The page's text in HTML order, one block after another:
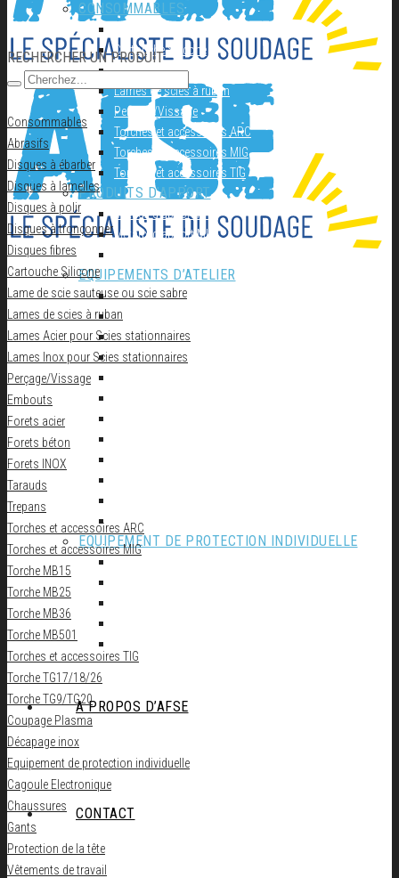
CONSOMMABLES
Cartouche Silicone
Flamme
Lames de scies à ruban
Perçage/Vissage
Torches et accessoires ARC
Torches et accessoires MIG
Torches et accessoires TIG
PRODUITS D’APPORT
Métaux d’apport ARC
Métaux d’apport MIG
EQUIPEMENTS D’ATELIER
Accessoires compresseur
Aspirateur eau et poussieres
Autolaveuse
Compresseur
Table de soudure
EQUIPEMENT DE PROTECTION INDIVIDUELLE
A PROPOS D’AFSE
CONTACT
RECHERCHER UN PRODUIT
Consommables
Abrasifs
Disques à ébarber
Disques à lamelles
Disques à polir
Disques à tronçonner
Disques fibres
Cartouche Silicone
Lame de scie sauteuse ou scie sabre
Lames de scies à ruban
Lames Acier pour Scies stationnaires
Lames Inox pour Scies stationnaires
Perçage/Vissage
Embouts
Forets acier
Forets béton
Forets INOX
Tarauds
Trepans
Torches et accessoires ARC
Torches et accessoires MIG
Torche MB15
Torche MB25
Torche MB36
Torche MB501
Torches et accessoires TIG
Torche TG17/18/26
Torche TG9/TG20
Coupage Plasma
Décapage inox
Equipement de protection individuelle
Cagoule Electronique
Chaussures
Gants
Protection de la tête
Vêtements de travail